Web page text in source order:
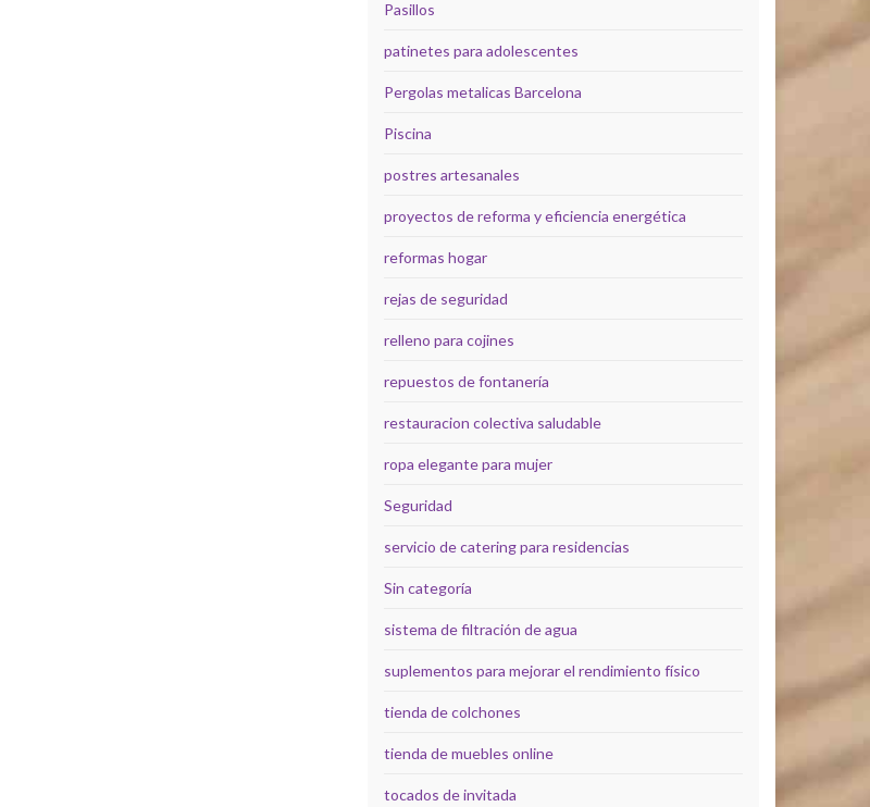
Pasillos
patinetes para adolescentes
Pergolas metalicas Barcelona
Piscina
postres artesanales
proyectos de reforma y eficiencia energética
reformas hogar
rejas de seguridad
relleno para cojines
repuestos de fontanería
restauracion colectiva saludable
ropa elegante para mujer
Seguridad
servicio de catering para residencias
Sin categoría
sistema de filtración de agua
suplementos para mejorar el rendimiento físico
tienda de colchones
tienda de muebles online
tocados de invitada